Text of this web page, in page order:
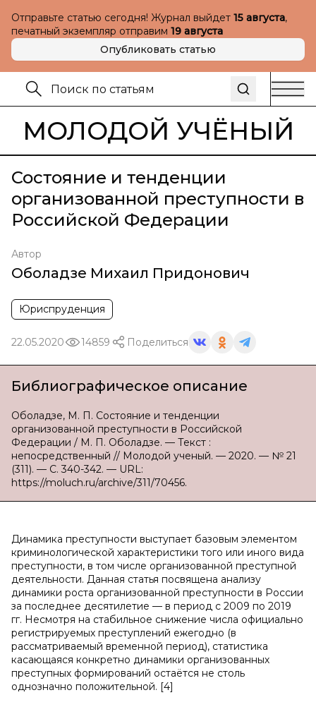
Отправьте статью сегодня! Журнал выйдет 15 августа,
печатный экземпляр отправим 19 августа
Опубликовать статью
МОЛОДОЙ УЧЁНЫЙ
Состояние и тенденции
организованной преступности в
Российской Федерации
Автор
Оболадзе Михаил Придонович
Юриспруденция
22.05.2020 14859 Поделиться
Библиографическое описание
Оболадзе, М. П. Состояние и тенденции
организованной преступности в Российской
Федерации / М. П. Оболадзе. — Текст :
непосредственный // Молодой ученый. — 2020. — № 21
(311). — С. 340-342. — URL:
https://moluch.ru/archive/311/70456.
Динамика преступности выступает базовым элементом
криминологической характеристики того или иного вида
преступности, в том числе организованной преступной
деятельности. Данная статья посвящена анализу
динамики роста организованной преступности в России
за последнее десятилетие — в период с 2009 по 2019
гг. Несмотря на стабильное снижение числа официально
регистрируемых преступлений ежегодно (в
рассматриваемый временной период), статистика
касающаяся конкретно динамики организованных
преступных формирований остаётся не столь
однозначно положительной. [4]